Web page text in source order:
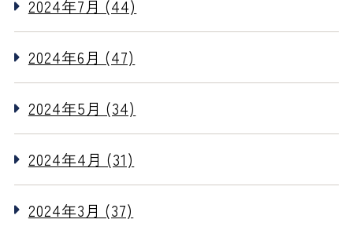
2024年7月 (44)
2024年6月 (47)
2024年5月 (34)
2024年4月 (31)
2024年3月 (37)